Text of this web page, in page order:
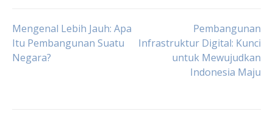
Post
navigation
Mengenal Lebih Jauh: Apa
Itu Pembangunan Suatu
Negara?
Pembangunan
Infrastruktur Digital: Kunci
untuk Mewujudkan
Indonesia Maju